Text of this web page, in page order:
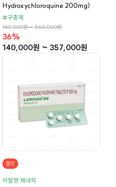
Hydroxychloroquine 200mg)
#구충제
140,000원 ~ 560,000원
36%
140,000원 ~ 357,000원
할인
아랄렌 제네릭